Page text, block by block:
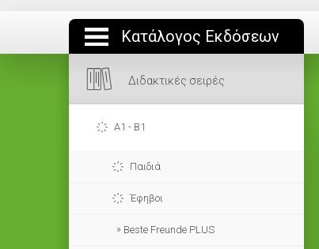
Κατάλογος Εκδόσεων
Διδακτικές σειρές
A1 - B1
Παιδιά
Έφηβοι
Beste Freunde PLUS